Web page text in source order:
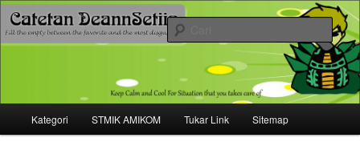
Mari bermimpi dan ciptakan kehendak
Cari
Langsung
Kategori STMIK AMIKOM Tukar Link Sitemap